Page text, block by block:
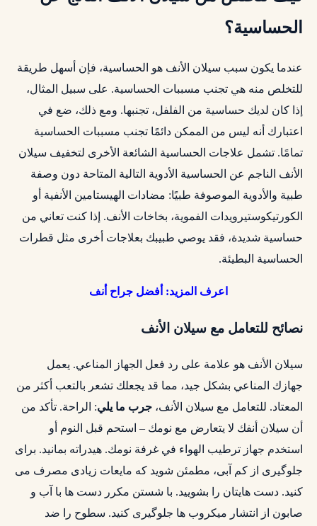
الحساسية؟
عندما يكون سبب سيلان الأنف هو الحساسية، فإن أسهل طريقة
للتخلص منه هي تجنب مسببات الحساسية. على سبيل المثال،
إذا كان لديك حساسية من الفلفل، تجنبها. ومع ذلك، ضع في
اعتبارك أنه ليس من الممكن دائمًا تجنب مسببات الحساسية
تمامًا. تشمل علاجات الحساسية الشائعة الأخرى لتخفيف سيلان
الأنف الناجم عن الحساسية الأدوية التالية المتاحة دون وصفة
طبية والأدوية الموصوفة طبيًا: مضادات الهيستامين الأنفية أو
الكورتيكوستيرويدات الفموية، بخاخات الأنف. إذا كنت تعاني من
حساسية شديدة، فقد يوصي طبيبك بعلاجات أخرى مثل قطرات
الحساسية البطيئة.
اعرف المزيد: أفضل جراح أنف
نصائح للتعامل مع سيلان الأنف
سيلان الأنف هو علامة على رد فعل الجهاز المناعي. يعمل
جهازك المناعي بشكل جيد، مما قد يجعلك تشعر بالتعب أكثر من
المعتاد. للتعامل مع سيلان الأنف، جرب ما يلي: الراحة. تأكد من
أن سيلان أنفك لا يتعارض مع نومك – استحم قبل النوم أو
استخدم جهاز ترطيب الهواء في غرفة نومك. هیدراته بمانید. برای
جلوگیری از کم آبی، مطمئن شوید که مایعات زیادی مصرف می
کنید. دست هایتان را بشویید. با شستن مکرر دست ها با آب و
صابون از انتشار میکروب ها جلوگیری کنید. سطوح را ضد